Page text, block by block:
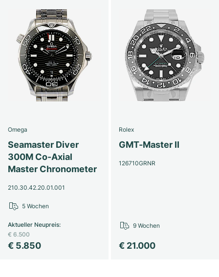
Omega
Seamaster Diver
300M Co-Axial
Master Chronometer
210.30.42.20.01.001
€ 5.850
Aktueller Neupreis:
€ 6.500
5 Wochen
Rolex
GMT-Master II
126710GRNR
€ 21.000
9 Wochen